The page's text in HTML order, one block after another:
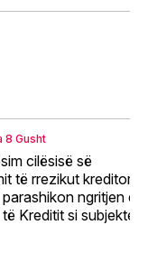
8 Gusht
cilësisë së
të rrezikut kreditor
ngritjen e
Kreditit si subjekte